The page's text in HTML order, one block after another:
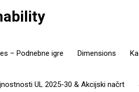
– Podnebne igre Dimensions
UL 2025-30 & Akcijski načrt